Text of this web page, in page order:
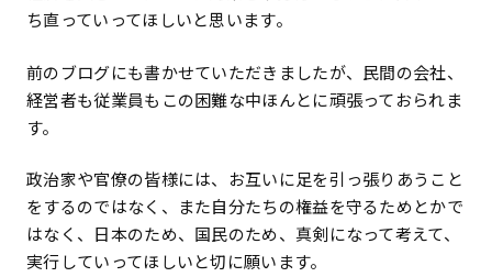
ち直っていってほしいと思います。
前のブログにも書かせていただきましたが、民間の会社、
経営者も従業員もこの困難な中ほんとに頑張っておられま
す。
政治家や官僚の皆様には、お互いに足を引っ張りあうこと
をするのではなく、また自分たちの権益を守るためとかで
はなく、日本のため、国民のため、真剣になって考えて、
実行していってほしいと切に願います。